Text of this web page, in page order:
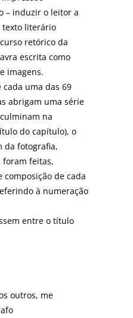
– induzir o leitor a
texto literário
retórico da
escrita como
imagens.
uma das 69
abrigam uma série
na
do capítulo), o
da fotografia,
foram feitas,
composição de cada
à numeração
entre o título
outros, me